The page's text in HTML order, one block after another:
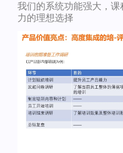
我们的系统功能强大，
力的理想选择